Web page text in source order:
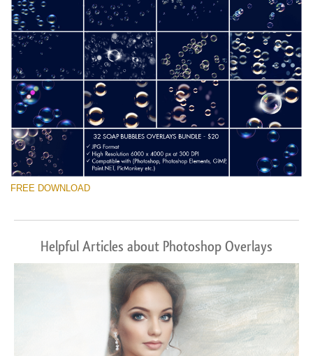
FREE DOWNLOAD
Helpful Articles about Photoshop Overlays